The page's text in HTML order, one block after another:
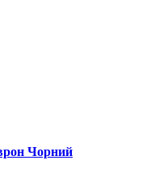
Чорний